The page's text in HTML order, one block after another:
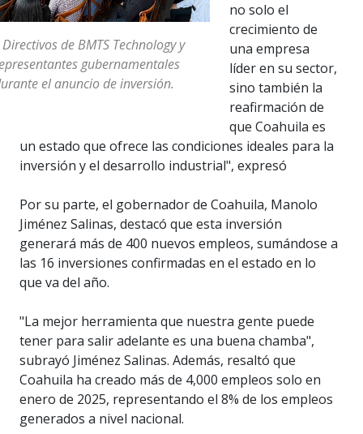
Directivos de BMTS Technology y
gubernamentales
el anuncio de inversión.
no solo el
crecimiento de
una empresa
líder en su sector,
sino también la
reafirmación de
que Coahuila es
un estado que ofrece las condiciones ideales para la
inversión y el desarrollo industrial", expresó
Por su parte, el gobernador de Coahuila, Manolo
Jiménez Salinas, destacó que esta inversión
generará más de 400 nuevos empleos, sumándose a
las 16 inversiones confirmadas en el estado en lo
que va del año.
"La mejor herramienta que nuestra gente puede
tener para salir adelante es una buena chamba",
subrayó Jiménez Salinas. Además, resaltó que
Coahuila ha creado más de 4,000 empleos solo en
enero de 2025, representando el 8% de los empleos
generados a nivel nacional.